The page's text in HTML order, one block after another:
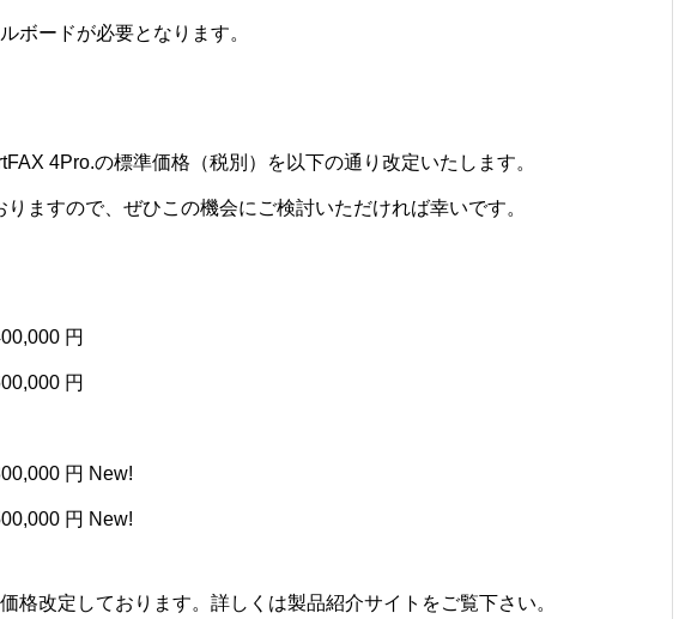
ボードが必要となります。
4Pro.の標準価格（税別）を以下の通り改定いたします。
ますので、ぜひこの機会にご検討いただければ幸いです。
円
円
円 New!
円 New!
格改定しております。詳しくは製品紹介サイトをご覧下さい。